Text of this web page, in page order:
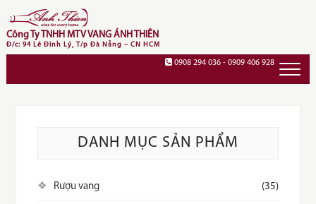
to
content
Công Ty TNHH MTV VANG ÁNH THIÊN
Đ/c: 94 Lê Đình Lý, T/p Đà Nẵng – CN HCM
0908 294 036 - 0909 406 928
DANH MỤC SẢN PHẨM
Rượu vang (35)